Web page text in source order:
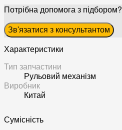
Потрібна допомога з підбором?
Зв'язатися з консультантом
Характеристики
Тип запчастини
Рульовий механізм
Виробник
Китай
Сумісність